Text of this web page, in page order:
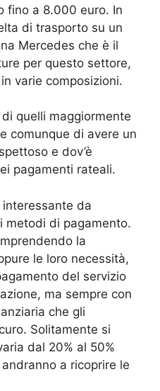
fino a 8.000 euro. In
di trasporto su un
Mercedes che è il
per questo settore,
varie composizioni.
quelli maggiormente
comunque di avere un
e dov’è
pagamenti rateali.
da
metodi di pagamento.
la
le loro necessità,
del servizio
ma sempre con
che gli
Solitamente si
dal 20% al 50%
a ricoprire le